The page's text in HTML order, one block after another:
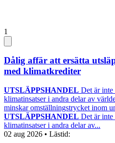
1
Dålig affär att ersätta
med klimatkrediter
UTSLÄPPSHANDEL Det är
klimatinsatser i andra delar av
minskar omställningstrycket inom
UTSLÄPPSHANDEL Det är
klimatinsatser i andra delar av...
02 aug 2026 • Lästid: